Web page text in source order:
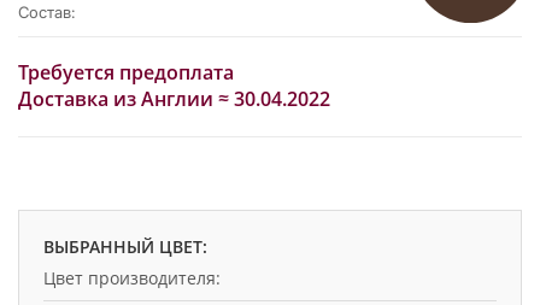
Состав:
Требуется предоплата
Доставка из Англии ≈ 30.04.2022
ВЫБРАННЫЙ ЦВЕТ:
Цвет производителя: